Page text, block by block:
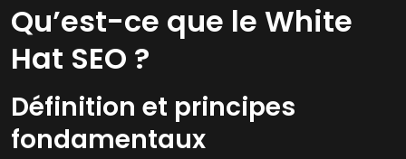
Qu’est-ce que le White
Hat SEO ?
Définition et principes
fondamentaux